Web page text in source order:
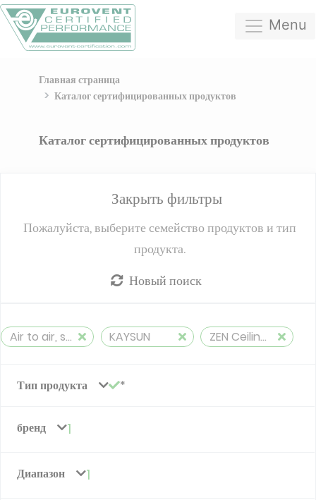
Menu
Главная страница
Каталог сертифицированных продуктов
Каталог сертифицированных продуктов
Закрыть фильтры
Пожалуйста, выберите семейство продуктов и тип
продукта.
Новый поиск
Air to air, split, reversible (≤ 12 kW) KAYSUN ZEN Ceiling&Floor
Тип продукта
бренд 1
Диапазон 1